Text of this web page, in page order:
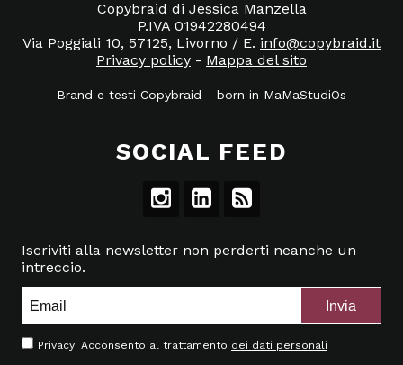
Copybraid di Jessica Manzella
P.IVA 01942280494
Via Poggiali 10, 57125, Livorno / E. info@copybraid.it
Privacy policy - Mappa del sito
Brand e testi Copybraid - born in MaMaStudiOs
SOCIAL FEED
Iscriviti alla newsletter non perderti neanche un
intreccio.
Privacy: Acconsento al trattamento dei dati personali